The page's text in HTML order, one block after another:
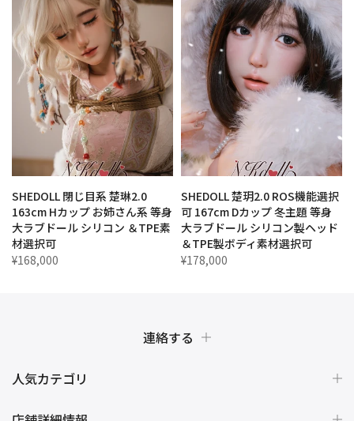
SHEDOLL 閉じ目系 楚琳2.0
163cm Hカップ お姉さん系 等身
大ラブドール シリコン ＆TPE素
材選択可
¥168,000
SHEDOLL 楚玥2.0 ROS機能選択
可 167cm Dカップ 冬主題 等身
大ラブドール シリコン製ヘッド
＆TPE製ボディ素材選択可
¥178,000
連絡する
人気カテゴリ